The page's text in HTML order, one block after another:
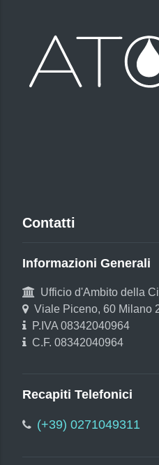
Contatti
Informazioni Generali
Ufficio d'Ambito della
Viale Piceno, 60 Milano
P.IVA 08342040964
C.F. 08342040964
Recapiti Telefonici
(+39) 0271049311